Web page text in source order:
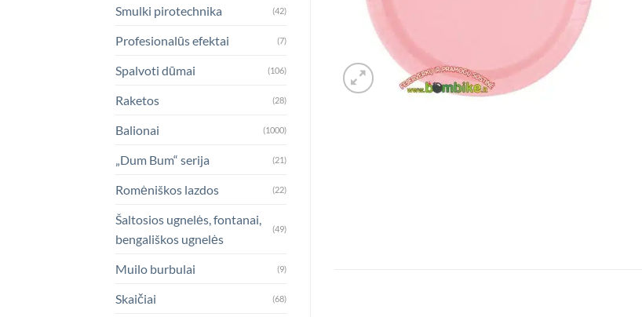
Smulki pirotechnika (42)
Profesionalūs efektai (7)
Spalvoti dūmai (106)
Raketos (28)
Balionai (1000)
„Dum Bum“ serija (21)
Romėniškos lazdos (22)
Šaltosios ugnelės, fontanai,
bengališkos ugnelės
(49)
Muilo burbulai (9)
Skaičiai (68)